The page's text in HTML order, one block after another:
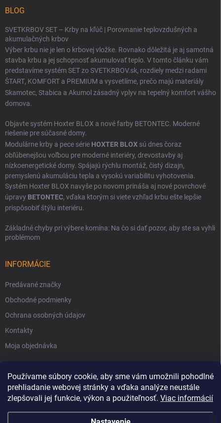
Používame súbory cookie, aby sme vám umožnili pohodlné
prehliadanie webovej stránky a vďaka analýze neustále
zlepšovali jej funkcie, výkon a použiteľnosť. Viac informácií
BLOG
SVETKRBOV SET – Krby na kľúč | Porovnanie teplovzdušných a
akumulačných krbov
Výber krbu nie je len o krbovej vložke. Rovnako dôležitá je aj samotná
stavba krbu a jej schopnosť akumulovať teplo. V tomto článku vám
predstavíme systém SET zo SVETKRBOV.sk, rozdiely medzi radami
ŠTART, KOMFORT a PREMIUM a vysvetlíme, prečo majú materiály
Skamotec, Stabica a Akumol zásadný vplyv na tepelný komfort vášho
domova.
Objavte systém Hoxter BLOX a nové farby BETONTEC. Moderné
riešenie pre súčasné domy.
Modulárne krby a pece série HOXTER BLOX sú dnes čoraz
obľúbenejšou voľbou pre moderné interiéry, drevostavby aj
nízkoenergetické domy. Spájajú rýchlu montáž, čistý dizajn,
premyslenú akumuláciu tepla a vysokú variabilitu vyhotovenia.
Systém Hoxter BLOX navyše po novom prináša aj nové povrchové
úpravy BETONTEC, vďaka ktorým si viete vzhľad krbu ešte lepšie
prispôsobiť štýlu interiéru.
Základné chyby pri výbere komína: Na čo si dať pozor, aby ste sa vyhli
problémom
INFORMÁCIE
Predávané značky
Obchodné podmienky
Ochrana osobných údajov
Kontakty
Moja objednávka